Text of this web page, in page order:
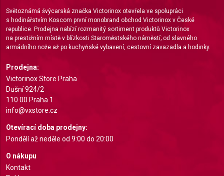
Světoznámá švýcarská značka Victorinox otevřela ve spolupráci
s hodinářstvím Koscom první monobrand obchod Victorinox v České
republice. Prodejna nabízí rozmanitý sortiment produktů Victorinox
na prestižním místě v blízkosti Staroměstského náměstí; od slavného
armádního nože až po kuchyňské vybavení, cestovní zavazadla a hodinky.
Prodejna:
Victorinox Store Praha
Dušní 924/2
110 00 Praha 1
info@vxstore.cz
Otevírací doba prodejny:
Pondělí až neděle od 9:00 do 20:00
O nákupu
Kontakt